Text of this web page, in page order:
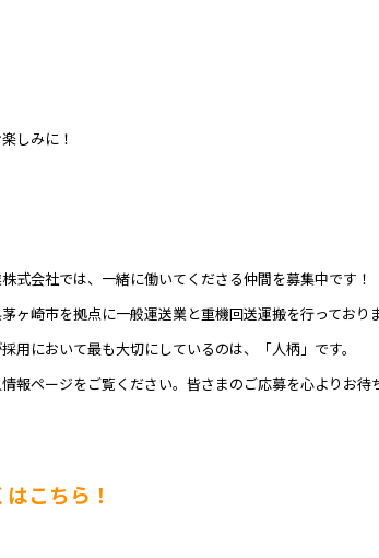
しみに！
式会社では、一緒に働いてくださる仲間を募集中です！
ヶ崎市を拠点に一般運送業と重機回送運搬を行っておりま
用において最も大切にしているのは、「人柄」です。
報ページをご覧ください。皆さまのご応募を心よりお待
こちら！